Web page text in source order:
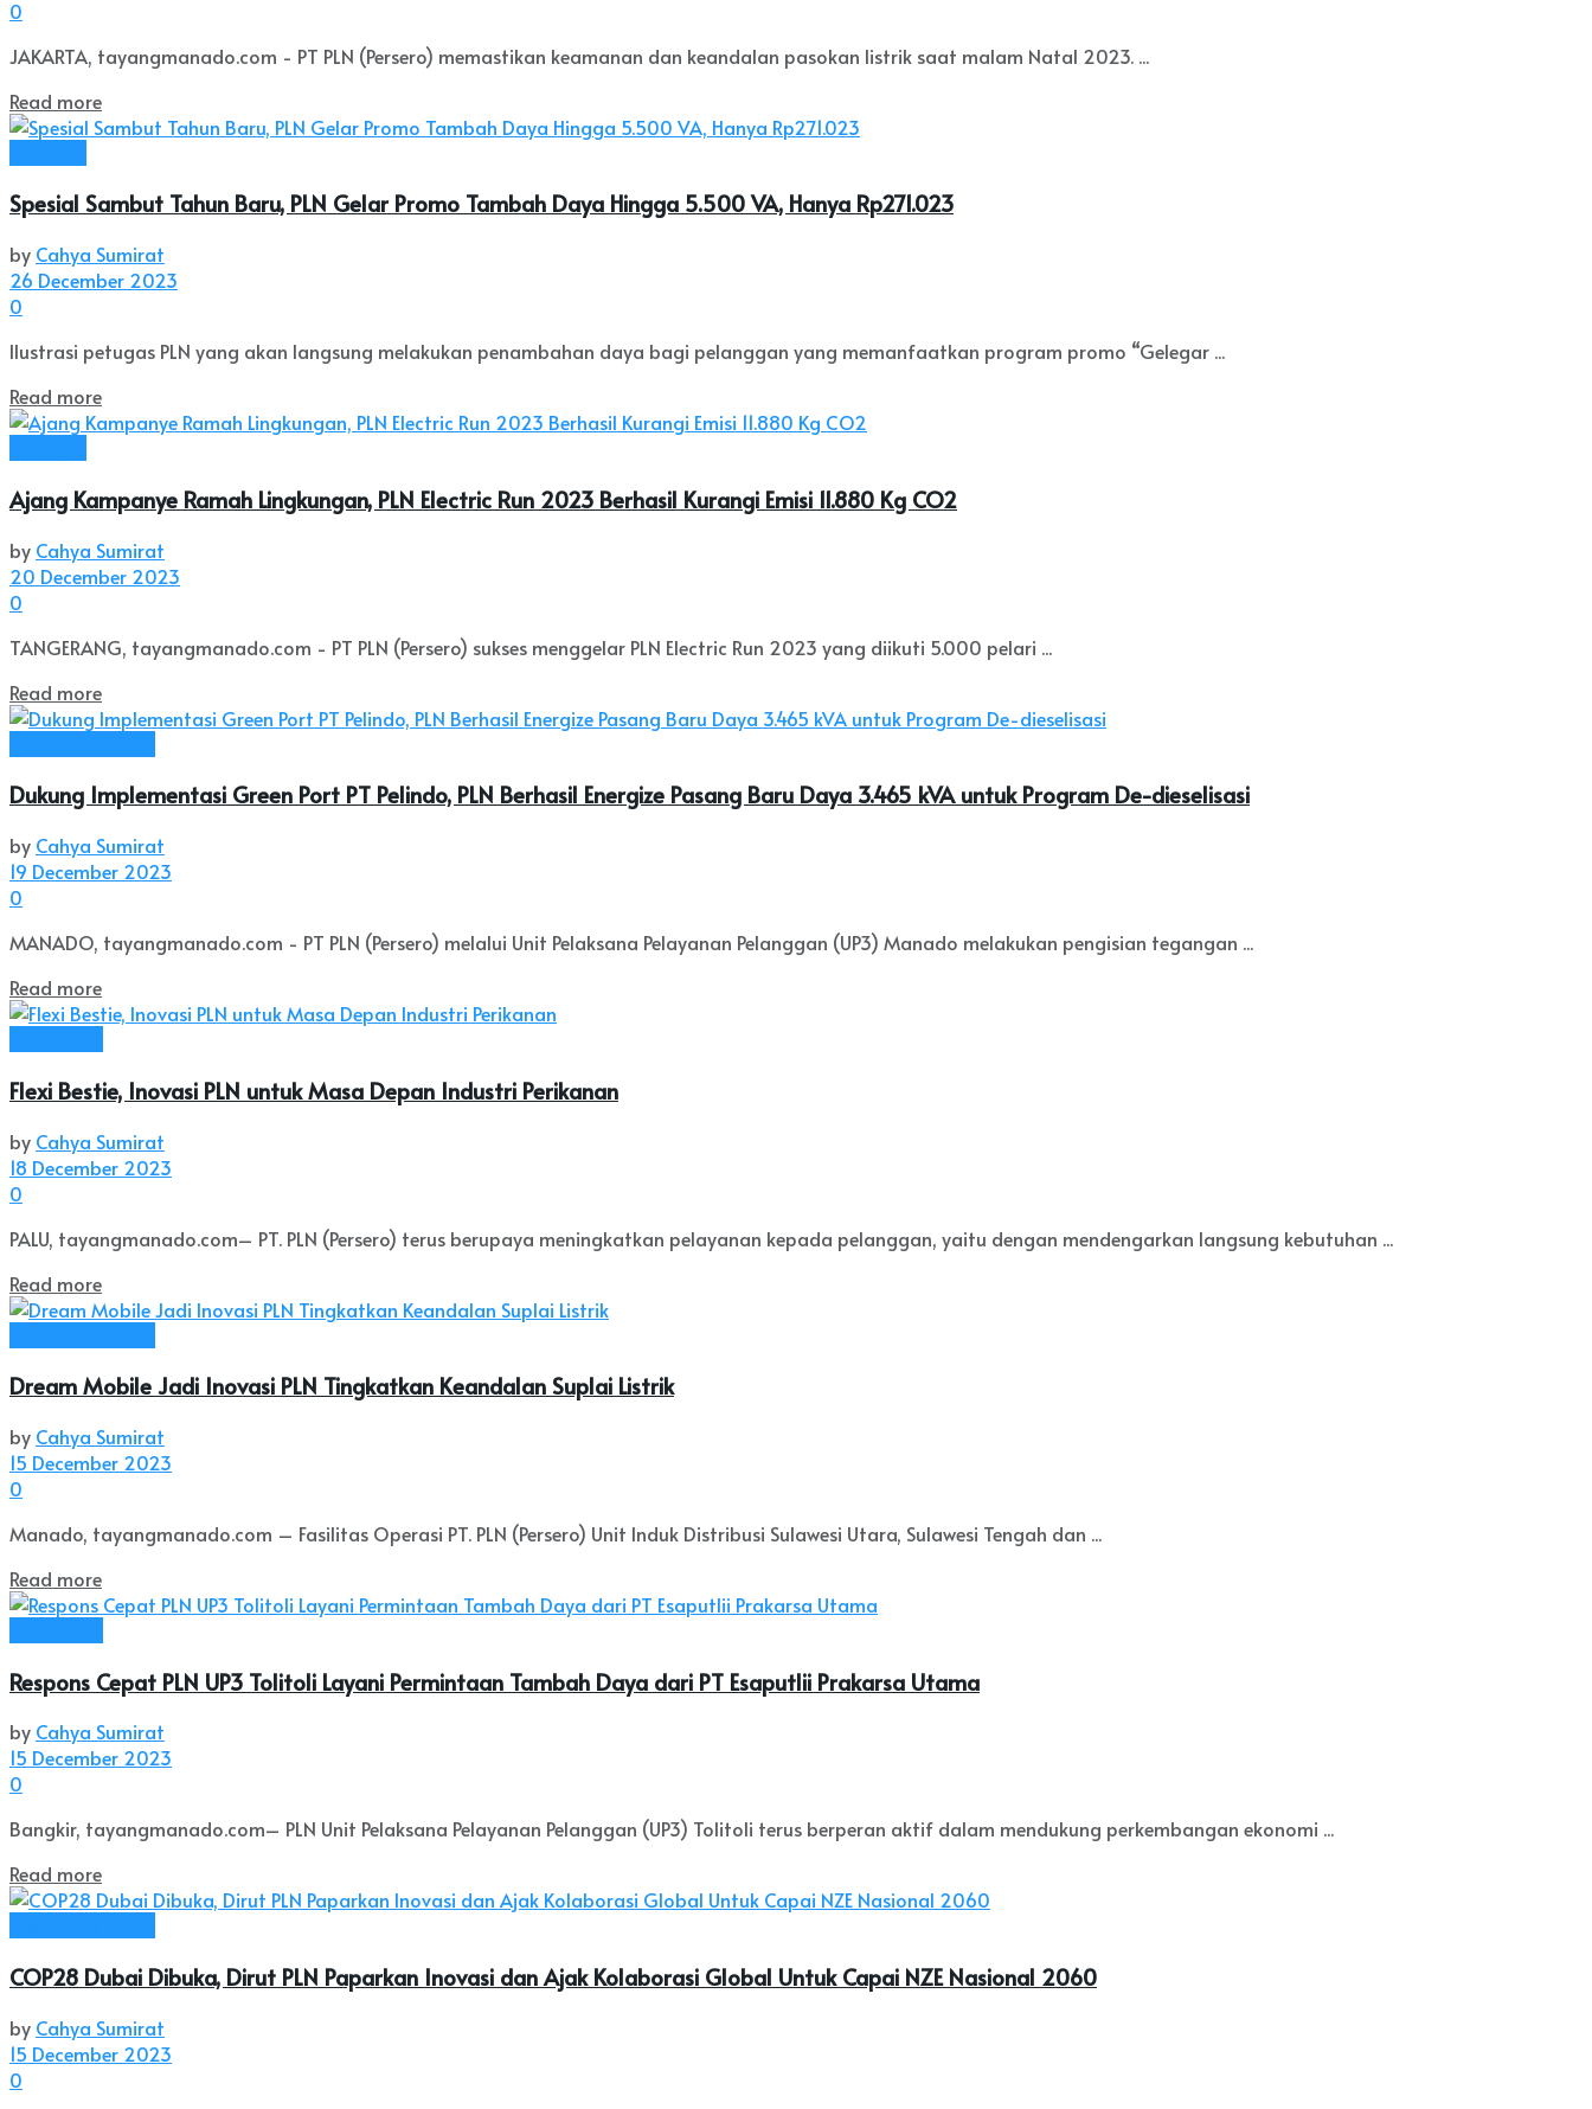
0
JAKARTA, tayangmanado.com - PT PLN (Persero) memastikan keamanan dan keandalan pasokan listrik saat malam Natal 2023. ...
Read more
Spesial Sambut Tahun Baru, PLN Gelar Promo Tambah Daya Hingga 5.500 VA, Hanya Rp271.023
by Cahya Sumirat
26 December 2023
0
Ilustrasi petugas PLN yang akan langsung melakukan penambahan daya bagi pelanggan yang memanfaatkan program promo “Gelegar ...
Read more
Ajang Kampanye Ramah Lingkungan, PLN Electric Run 2023 Berhasil Kurangi Emisi 11.880 Kg CO2
by Cahya Sumirat
20 December 2023
0
TANGERANG, tayangmanado.com - PT PLN (Persero) sukses menggelar PLN Electric Run 2023 yang diikuti 5.000 pelari ...
Read more
Dukung Implementasi Green Port PT Pelindo, PLN Berhasil Energize Pasang Baru Daya 3.465 kVA untuk Program De-dieselisasi
by Cahya Sumirat
19 December 2023
0
MANADO, tayangmanado.com - PT PLN (Persero) melalui Unit Pelaksana Pelayanan Pelanggan (UP3) Manado melakukan pengisian tegangan ...
Read more
Flexi Bestie, Inovasi PLN untuk Masa Depan Industri Perikanan
by Cahya Sumirat
18 December 2023
0
PALU, tayangmanado.com– PT. PLN (Persero) terus berupaya meningkatkan pelayanan kepada pelanggan, yaitu dengan mendengarkan langsung kebutuhan ...
Read more
Dream Mobile Jadi Inovasi PLN Tingkatkan Keandalan Suplai Listrik
by Cahya Sumirat
15 December 2023
0
Manado, tayangmanado.com – Fasilitas Operasi PT. PLN (Persero) Unit Induk Distribusi Sulawesi Utara, Sulawesi Tengah dan ...
Read more
Respons Cepat PLN UP3 Tolitoli Layani Permintaan Tambah Daya dari PT Esaputlii Prakarsa Utama
by Cahya Sumirat
15 December 2023
0
Bangkir, tayangmanado.com– PLN Unit Pelaksana Pelayanan Pelanggan (UP3) Tolitoli terus berperan aktif dalam mendukung perkembangan ekonomi ...
Read more
COP28 Dubai Dibuka, Dirut PLN Paparkan Inovasi dan Ajak Kolaborasi Global Untuk Capai NZE Nasional 2060
by Cahya Sumirat
15 December 2023
0